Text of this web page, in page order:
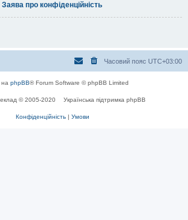
Заява про конфіденційність
Часовий пояс UTC+03:00
phpBB® Forum Software © phpBB Limited
© 2005-2020 Українська підтримка phpBB
Конфіденційність | Умови